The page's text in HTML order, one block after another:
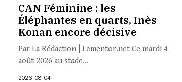
CAN Féminine : les
Éléphantes en quarts, Inès
Konan encore décisive
Par La Rédaction | Lementor.net Ce mardi 4
août 2026 au stade...
2026-08-04